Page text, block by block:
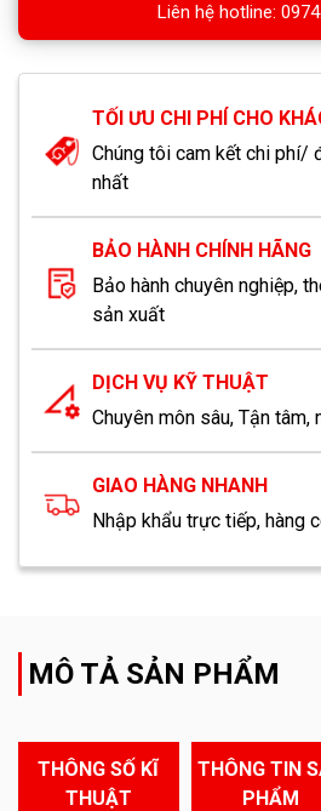
Liên hệ hotline:
TỐI ƯU CHI PHÍ CHO
Chúng tôi cam kết chi phí/
nhất
BẢO HÀNH CHÍNH HÃNG
Bảo hành chuyên nghiệp,
sản xuất
DỊCH VỤ KỸ THUẬT
Chuyên môn sâu, Tận tâm,
GIAO HÀNG NHANH
Nhập khẩu trực tiếp, hàng
MÔ TẢ SẢN PHẨM
THÔNG SỐ KĨ
THUẬT
THÔNG TIN
PHẨM